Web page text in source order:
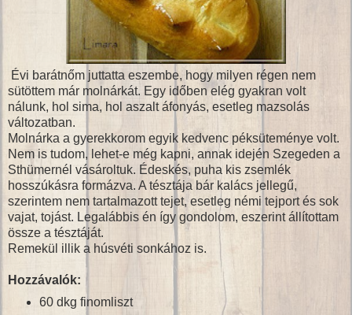
Évi barátnőm juttatta eszembe, hogy milyen régen nem
sütöttem már molnárkát. Egy időben elég gyakran volt
nálunk, hol sima, hol aszalt áfonyás, esetleg mazsolás
változatban.
Molnárka a gyerekkorom egyik kedvenc péksüteménye volt.
Nem is tudom, lehet-e még kapni, annak idején Szegeden a
Sthümernél vásároltuk. Édeskés, puha kis zsemlék
hosszúkásra formázva. A tésztája bár kalács jellegű,
szerintem nem tartalmazott tejet, esetleg némi tejport és sok
vajat, tojást. Legalábbis én így gondolom, eszerint állítottam
össze a tésztáját.
Remekül illik a húsvéti sonkához is.
Hozzávalók:
60 dkg finomliszt